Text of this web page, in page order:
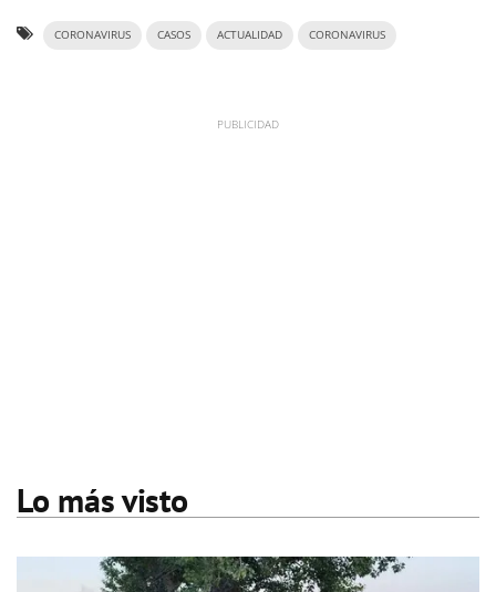
CORONAVIRUS CASOS ACTUALIDAD CORONAVIRUS
Lo más visto